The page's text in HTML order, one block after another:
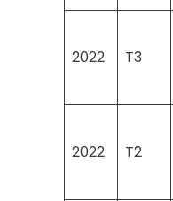
2022 T3
2022 T2